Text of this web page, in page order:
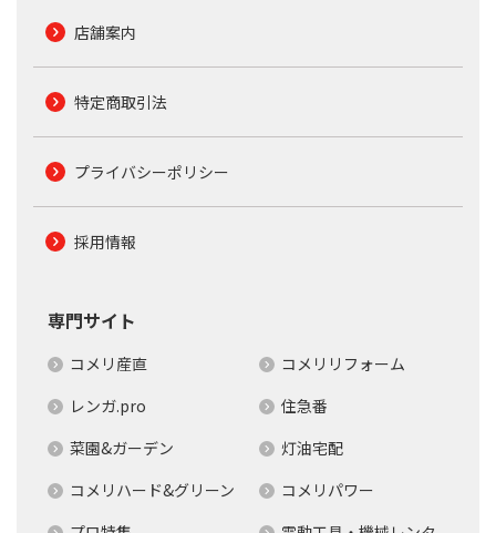
店舗案内
特定商取引法
プライバシーポリシー
採用情報
専門サイト
コメリ産直
コメリリフォーム
レンガ.pro
住急番
菜園&ガーデン
灯油宅配
コメリハード&グリーン
コメリパワー